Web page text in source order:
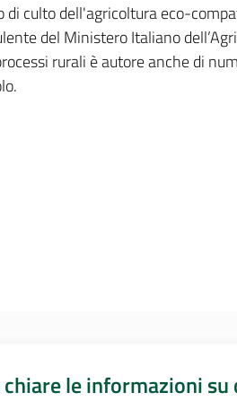
di culto dell'agricoltura eco-
del Ministero Italiano
rurali è autore anche di
le informazioni su